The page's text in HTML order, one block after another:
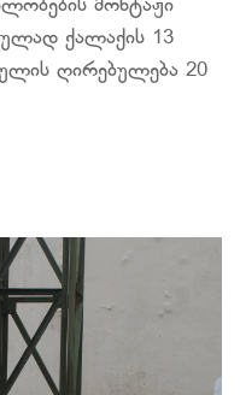
მონტაჟი
ქალაქის 13
ღირებულება 20